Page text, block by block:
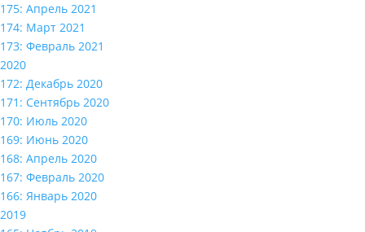
175: Апрель 2021
174: Март 2021
173: Февраль 2021
2020
172: Декабрь 2020
171: Сентябрь 2020
170: Июль 2020
169: Июнь 2020
168: Апрель 2020
167: Февраль 2020
166: Январь 2020
2019